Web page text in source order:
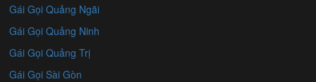
Gái Gọi Quảng Ngãi
Gái Gọi Quảng Ninh
Gái Gọi Quảng Trị
Gái Gọi Sài Gòn